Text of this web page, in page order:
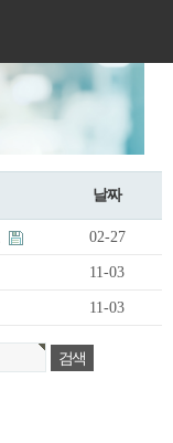
날짜
02-27
11-03
11-03